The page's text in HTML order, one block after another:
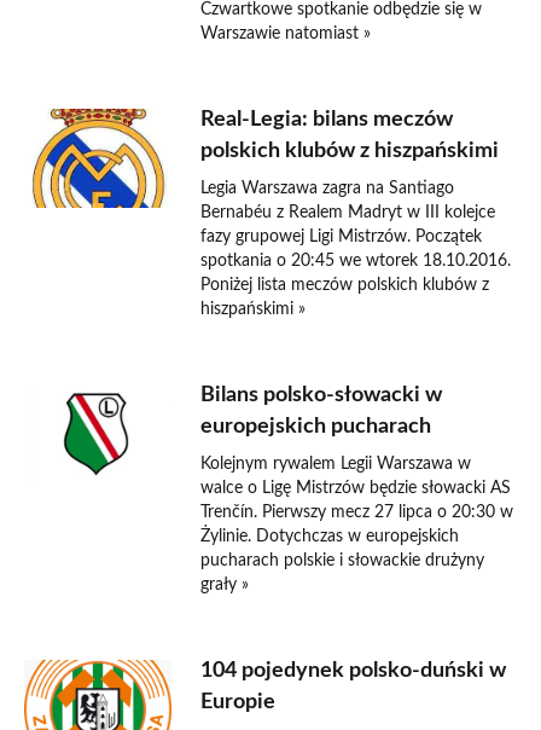
Czwartkowe spotkanie odbędzie się w
Warszawie natomiast »
Real-Legia: bilans meczów
polskich klubów z hiszpańskimi
Legia Warszawa zagra na Santiago
Bernabéu z Realem Madryt w III kolejce
fazy grupowej Ligi Mistrzów. Początek
spotkania o 20:45 we wtorek 18.10.2016.
Poniżej lista meczów polskich klubów z
hiszpańskimi »
Bilans polsko-słowacki w
europejskich pucharach
Kolejnym rywalem Legii Warszawa w
walce o Ligę Mistrzów będzie słowacki AS
Trenčín. Pierwszy mecz 27 lipca o 20:30 w
Żylinie. Dotychczas w europejskich
pucharach polskie i słowackie drużyny
grały »
104 pojedynek polsko-duński w
Europie